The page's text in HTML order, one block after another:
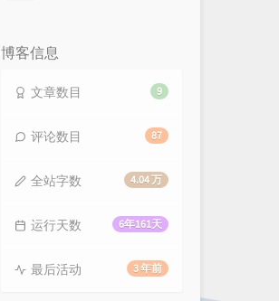
博客信息
9
文章数目
87
评论数目
4.04 万
全站字数
6年161天
运行天数
3 年前
最后活动